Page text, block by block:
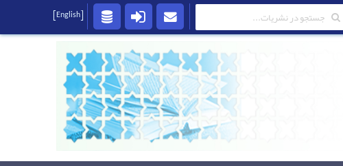
[English]